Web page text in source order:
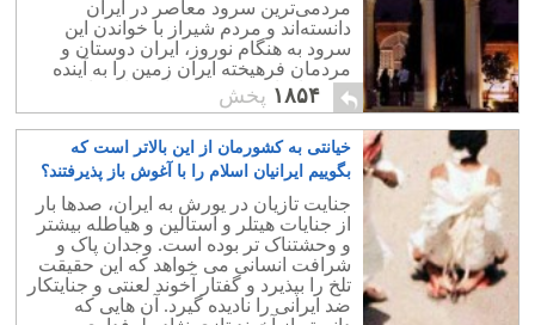
مردمی‌ترین سرود معاصر در ایران
دانسته‌اند و مردم شیراز با خواندن این
سرود به هنگام نوروز، ایران دوستان و
مردمان فرهیخته ایران زمین را به آینده
درخشان این مرز و بوم امیدوار ساختند.
۱۸۵۴ پخش
خیانتی به کشورمان از این بالاتر است که
بگوییم ایرانیان اسلام را با آغوش باز پذیرفتند؟
جنایت تازیان در یورش به ایران، صدها بار
از جنایات هیتلر و استالین و هیاطله بیشتر
و وحشتناک تر بوده است. وجدان پاک و
شرافت انسانی می خواهد که این حقیقت
تلخ را بپذیرد و گفتار آخوند لعنتی و جنایتکار
ضد ایرانی را نادیده گیرد. آن هایی که